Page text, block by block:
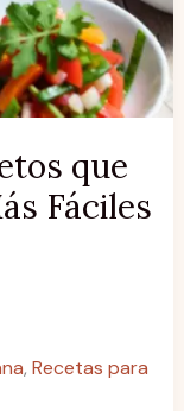
que
Fáciles
, Recetas para